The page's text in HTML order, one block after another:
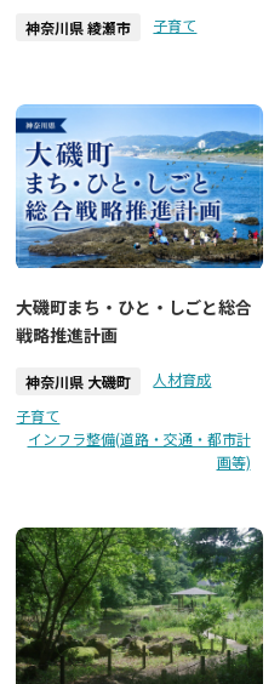
神奈川県 綾瀬市 子育て
大磯町まち・ひと・しごと総合
戦略推進計画
神奈川県 大磯町
人材育成
子育て
インフラ整備(道路・交通・都市計
画等)